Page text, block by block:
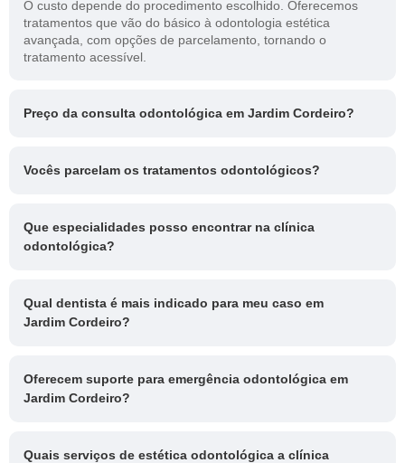
O custo depende do procedimento escolhido. Oferecemos
tratamentos que vão do básico à odontologia estética
avançada, com opções de parcelamento, tornando o
tratamento acessível.
Preço da consulta odontológica em Jardim Cordeiro?
Vocês parcelam os tratamentos odontológicos?
Que especialidades posso encontrar na clínica
odontológica?
Qual dentista é mais indicado para meu caso em
Jardim Cordeiro?
Oferecem suporte para emergência odontológica em
Jardim Cordeiro?
Quais serviços de estética odontológica a clínica